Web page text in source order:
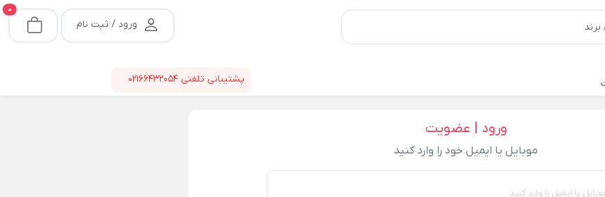
ورود / ثبت نام
0
پشتیبانی تلفنی 02166432054
ورود | عضویت
موبایل یا ایمیل خود را وارد کنید